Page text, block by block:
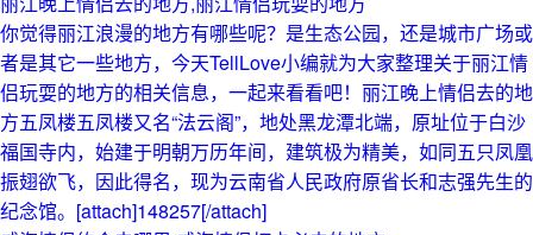
你觉得丽江浪漫的地方有哪些呢？是生态公园，还是城市广场或
者是其它一些地方，今天TellLove小编就为大家整理关于丽江情
侣玩耍的地方的相关信息，一起来看看吧！丽江晚上情侣去的地
方五凤楼五凤楼又名“法云阁”，地处黑龙潭北端，原址位于白沙
福国寺内，始建于明朝万历年间，建筑极为精美，如同五只凤凰
振翅欲飞，因此得名，现为云南省人民政府原省长和志强先生的
纪念馆。[attach]148257[/attach]